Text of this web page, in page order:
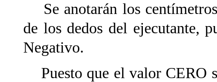
Se anotarán los
de los dedos del ejecutante,
Negativo.
Puesto que el valor CERO